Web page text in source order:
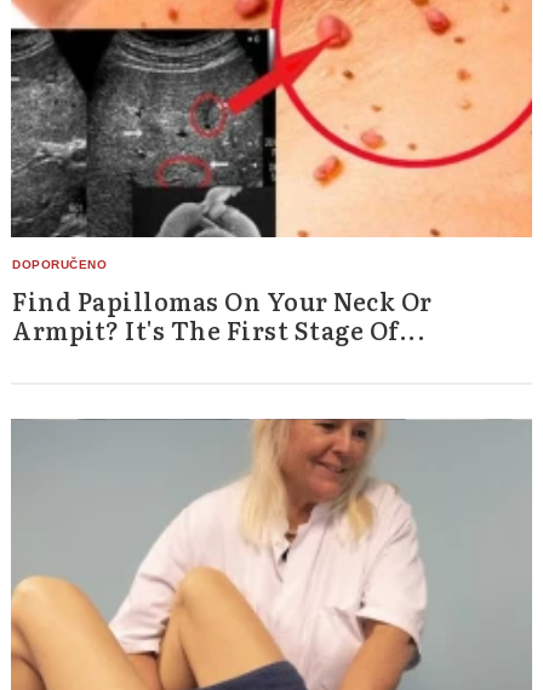
Find Papillomas On Your Neck Or
Armpit? It's The First Stage Of...